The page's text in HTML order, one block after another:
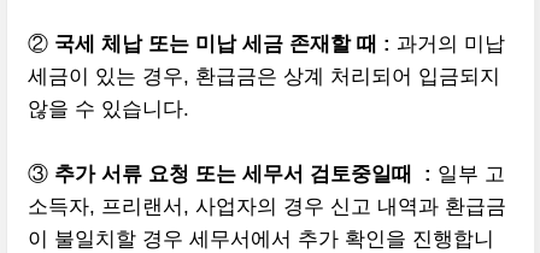
② 국세 체납 또는 미납 세금 존재할 때 : 과거의 미납
세금이 있는 경우, 환급금은 상계 처리되어 입금되지
않을 수 있습니다.
③ 추가 서류 요청 또는 세무서 검토중일때 : 일부 고
소득자, 프리랜서, 사업자의 경우 신고 내역과 환급금
이 불일치할 경우 세무서에서 추가 확인을 진행합니